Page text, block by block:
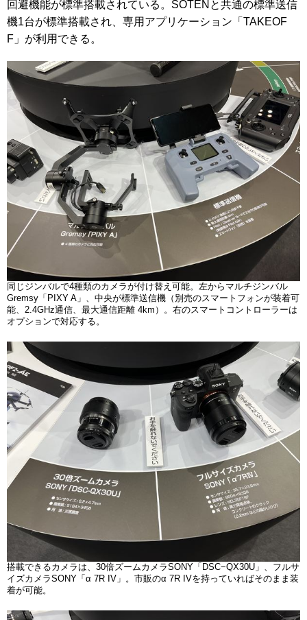
回避機能が標準搭載されている。SOTENと共通の標準送信
機1台が標準搭載され、専用アプリケーション「TAKEOF
F」が利用できる。
同じジンバルで4種類のカメラが付け替え可能。左からマルチジンバル
Gremsy「PIXY A」、中央が標準送信機（別売のスマートフォンが装着可
能、2.4GHz通信、最大通信距離 4km）。右のスマートコントローラーは
オプションで対応する。
搭載できるカメラは、30倍ズームカメラSONY「DSC−QX30U」、フルサ
イズカメラSONY「α 7R IV」。市販のα 7R IVを持っていればそのまま装
着が可能。